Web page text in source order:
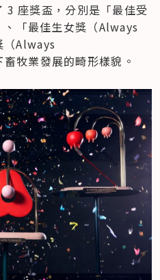
3 座獎盃，分別是「最佳受
「最佳生女獎（Always
Always
牧業發展的畸形樣貌。